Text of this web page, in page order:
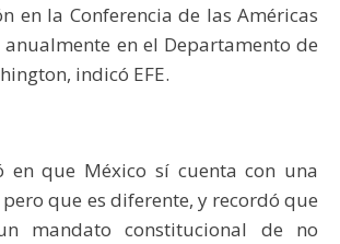
en la Conferencia de las Américas
en el Departamento de
indicó EFE.
en que México sí cuenta con una
que es diferente, y recordó que
mandato constitucional de no